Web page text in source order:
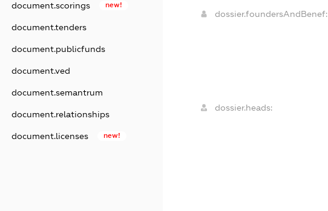
document.scorings new!
document.tenders
document.publicfunds
document.ved
document.semantrum
document.relationships
document.licenses new!
dossier.foundersAndBenef:
dossier.heads: